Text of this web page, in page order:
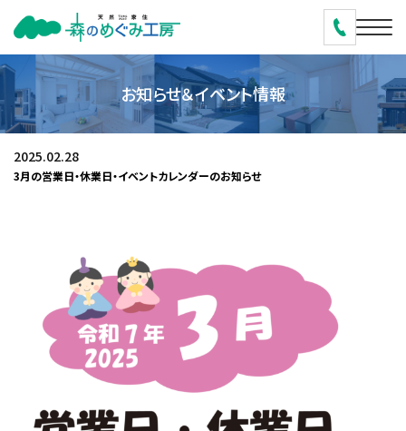
お知らせ＆イベント情報
2025.02.28
3月の営業日・休業日・イベントカレンダーのお知らせ